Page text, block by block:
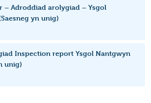
– Adroddiad arolygiad – Ysgol
yn unig)
Inspection report Ysgol Nantgwyn
unig)